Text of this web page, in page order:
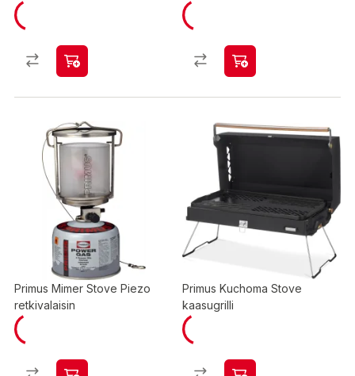
Primus Mimer Stove Piezo
retkivalaisin
Primus Kuchoma Stove
kaasugrilli